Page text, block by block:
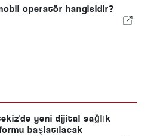
operatör hangisidir?
yeni dijital sağlık
başlatılacak